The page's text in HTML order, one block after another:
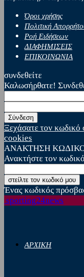
Όροι χρήσης
Πολιτική
Ροή Ειδήσεων
ΔΙΑΦΗΜΙΣΕΙΣ
ΕΠΙΚΟΙΝΩΝΙΑ
συνδεθείτε
Καλωσήρθατε!
Ξεχάσατε τον κωδικό
cookies
ΑΝΑΚΤΗΣΗ
Ανακτήστε τον
Ένας κωδικός
sporting24news
ΑΡΧΙΚΗ